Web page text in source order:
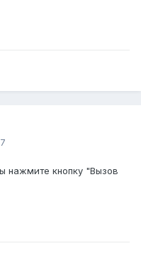
нажмите кнопку "Вызов